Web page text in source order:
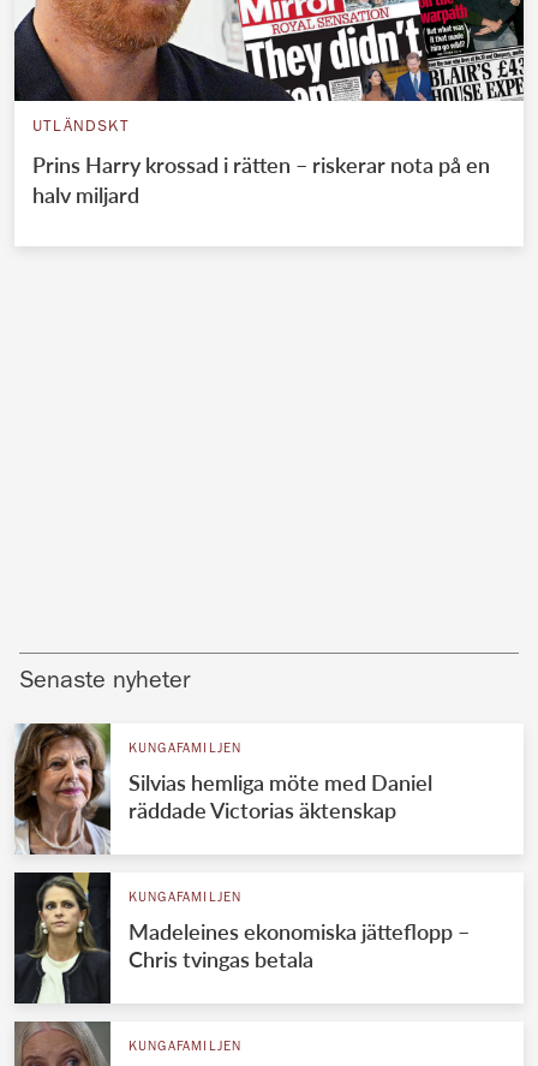
UTLÄNDSKT
Prins Harry krossad i rätten – riskerar nota på en
halv miljard
Senaste nyheter
KUNGAFAMILJEN
Silvias hemliga möte med Daniel
räddade Victorias äktenskap
KUNGAFAMILJEN
Madeleines ekonomiska jätteflopp –
Chris tvingas betala
KUNGAFAMILJEN